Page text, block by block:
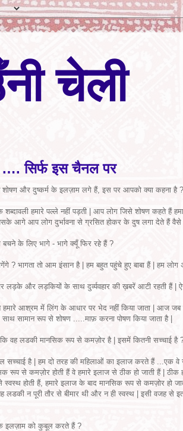
चेली
…. सिर्फ इस चैनल पर
शोषण और दुष्कर्म के इलज़ाम लगे हैं, इस पर आपको क्या कहना है ?
शब्दावली हमारे पल्ले नहीं पड़ती | आप लोग जिसे शोषण कहते हैं
आगे आप लोग दुर्भावना से ग्रसित होकर के दुष लगा देते हैं वैसे
बचने के लिए भागे - भागे क्यूँ फिर रहे हैं ?
? भागता तो आम इंसान है | हम बहुत पहुंचे हुए बाबा हैं | हम
और लड़कियों के साथ दुर्व्यवहार की ख़बरें आटी रहती हैं |
आश्रम में लिंग के आधार पर भेद नहीं किया जाता | आज
सामान रूप से शोषण .....माफ़ करना पोषण किया जाता है |
वह लडकी मानसिक रूप से कमज़ोर है | इसमें कितनी सच्चाई है
सच्चाई है | हम दो तरह की महिलाओं का इलाज करते हैं ...एक वे
रूप से कमज़ोर होती हैं वे हमारे इलाज से ठीक हो जाती हैं | ठीक
होती हैं, हमारे इलाज के बाद मानसिक रूप से कमज़ोर हो
न पूरी तौर से बीमार थी और न ही स्वस्थ | इसी वजह से
इलज़ाम को कुबूल करते हैं ?